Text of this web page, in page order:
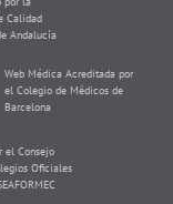
Calidad
Andalucía
Web Médica Acreditada por
el Colegio de Médicos de
Barcelona
el Consejo
Oficiales